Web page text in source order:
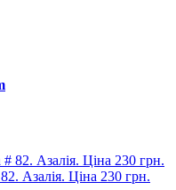
Азалія. Ціна 230 грн.